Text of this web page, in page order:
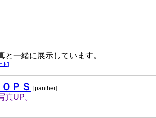
一緒に展示しています。
ト]
ＰＳ [panther]
真UP。